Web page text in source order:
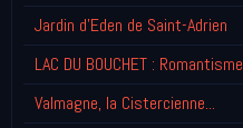
Jardin d'Eden de Saint-Adrien
LAC DU BOUCHET : Romantisme
Valmagne, la Cistercienne...